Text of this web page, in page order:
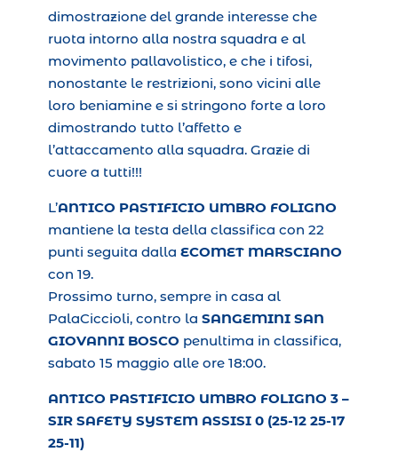
dimostrazione del grande interesse che
ruota intorno alla nostra squadra e al
movimento pallavolistico, e che i tifosi,
nonostante le restrizioni, sono vicini alle
loro beniamine e si stringono forte a loro
dimostrando tutto l’affetto e
l’attaccamento alla squadra. Grazie di
cuore a tutti!!!
L’ANTICO PASTIFICIO UMBRO FOLIGNO
mantiene la testa della classifica con 22
punti seguita dalla ECOMET MARSCIANO
con 19.
Prossimo turno, sempre in casa al
PalaCiccioli, contro la SANGEMINI SAN
GIOVANNI BOSCO penultima in classifica,
sabato 15 maggio alle ore 18:00.
ANTICO PASTIFICIO UMBRO FOLIGNO 3 –
SIR SAFETY SYSTEM ASSISI 0 (25-12 25-17
25-11)